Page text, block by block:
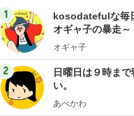
1
kosodatefulな毎
オギャ子の暴走～
オギャ子
2
日曜日は９時まで
い。
あべかわ